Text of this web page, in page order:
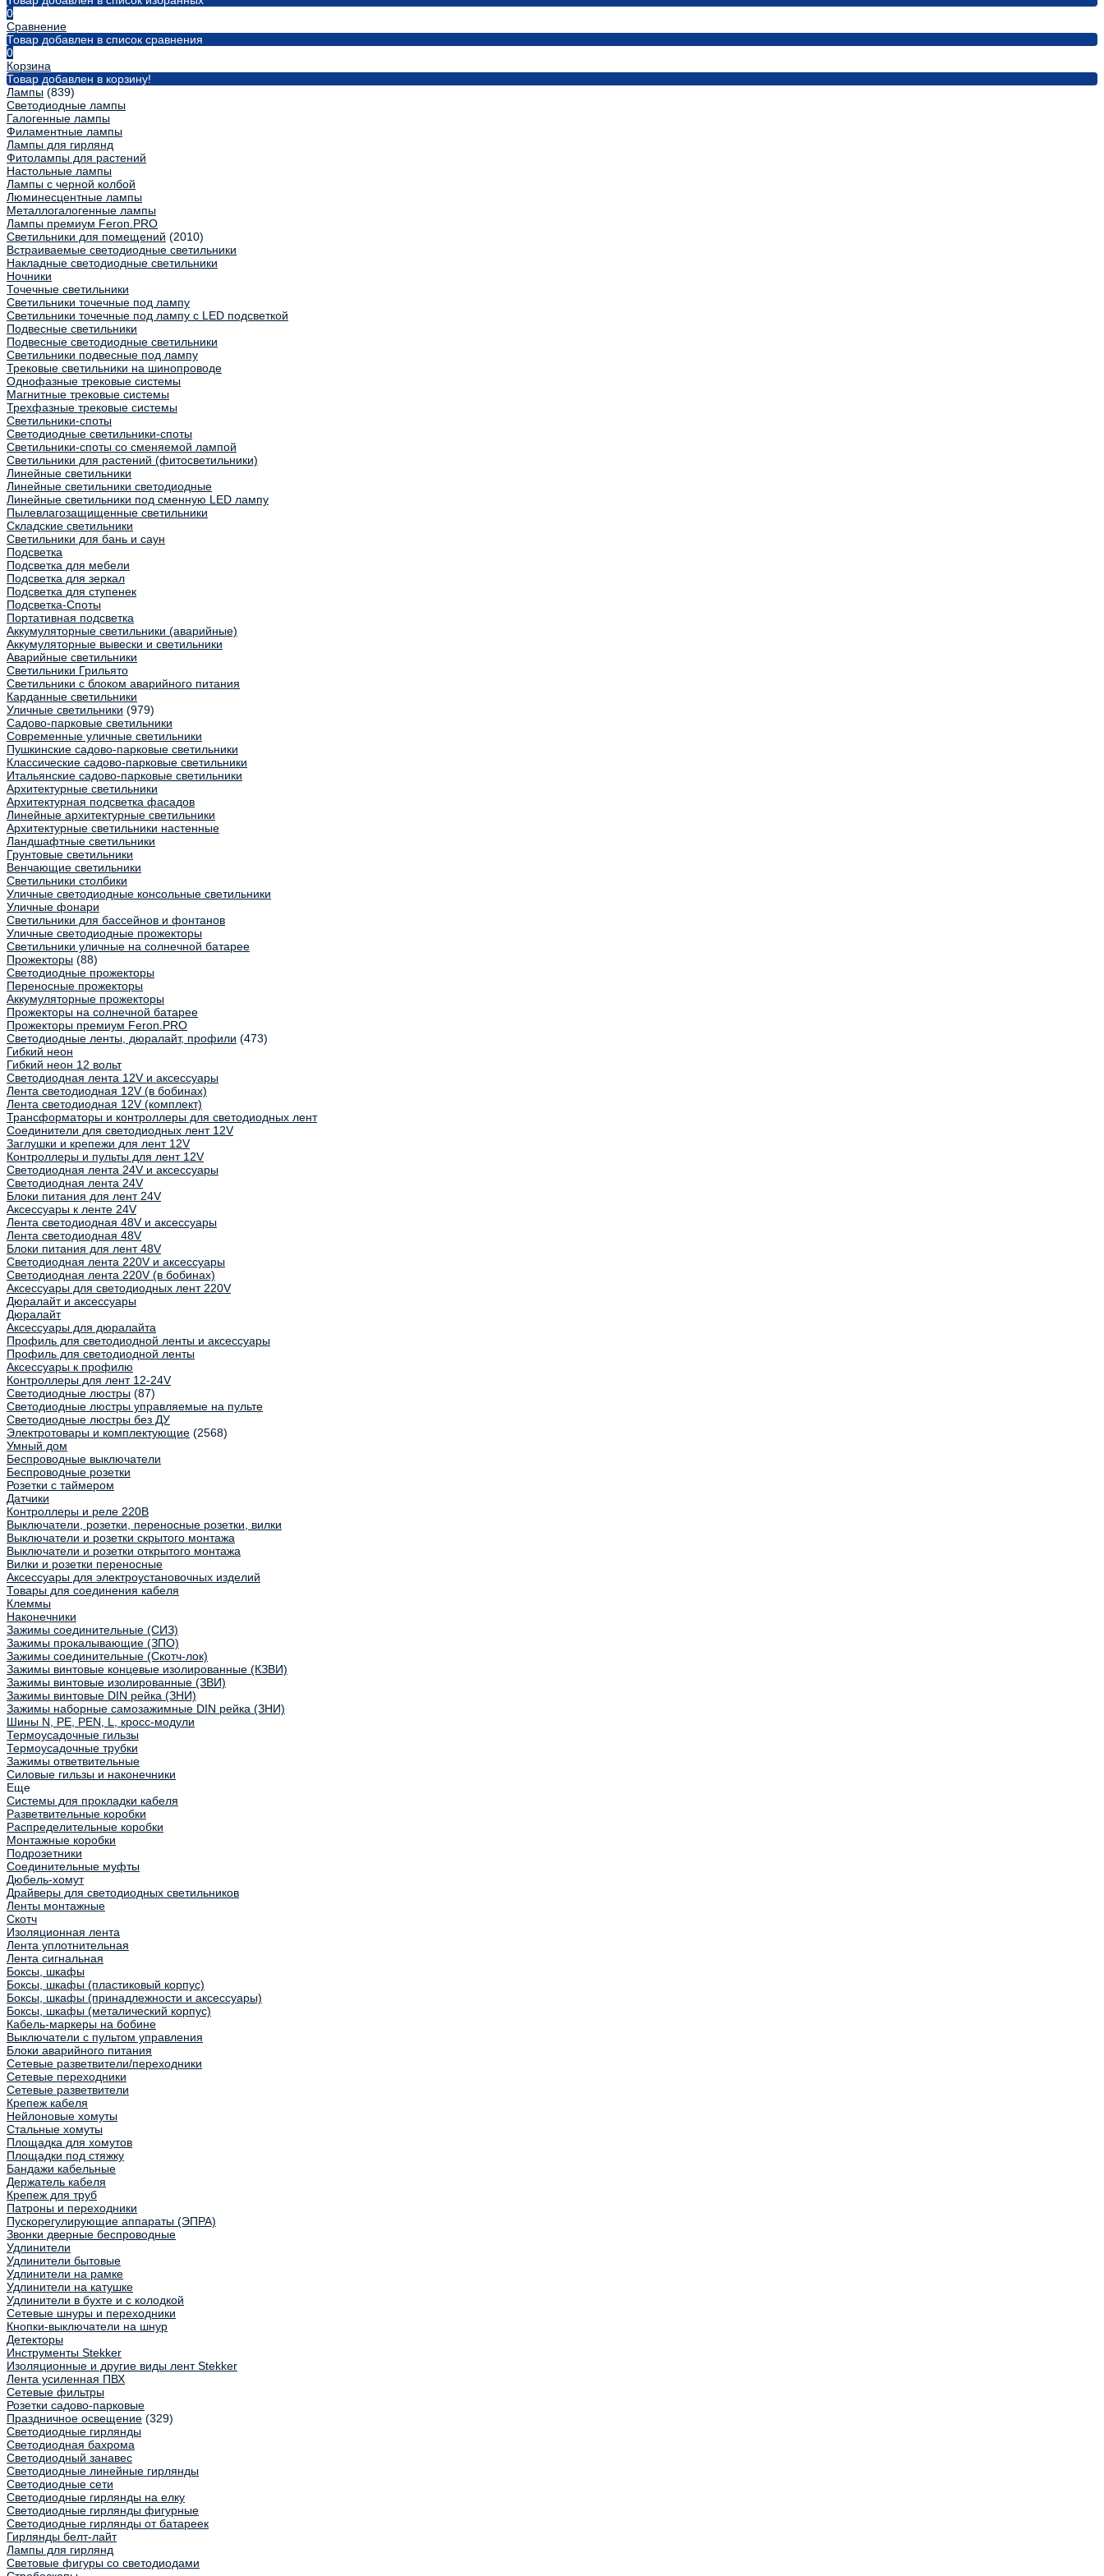
0
Сравнение
Товар добавлен в список сравнения
0
Корзина
Товар добавлен в корзину!
Лампы (839)
Светодиодные лампы
Галогенные лампы
Филаментные лампы
Лампы для гирлянд
Фитолампы для растений
Настольные лампы
Лампы с черной колбой
Люминесцентные лампы
Металлогалогенные лампы
Лампы премиум Feron.PRO
Светильники для помещений (2010)
Встраиваемые светодиодные светильники
Накладные светодиодные светильники
Ночники
Точечные светильники
Светильники точечные под лампу
Светильники точечные под лампу с LED подсветкой
Подвесные светильники
Подвесные светодиодные светильники
Светильники подвесные под лампу
Трековые светильники на шинопроводе
Однофазные трековые системы
Магнитные трековые системы
Трехфазные трековые системы
Светильники-споты
Светодиодные светильники-споты
Светильники-споты со сменяемой лампой
Светильники для растений (фитосветильники)
Линейные светильники
Линейные светильники светодиодные
Линейные светильники под сменную LED лампу
Пылевлагозащищенные светильники
Складские светильники
Светильники для бань и саун
Подсветка
Подсветка для мебели
Подсветка для зеркал
Подсветка для ступенек
Подсветка-Споты
Портативная подсветка
Аккумуляторные светильники (аварийные)
Аккумуляторные вывески и светильники
Аварийные светильники
Светильники Грильято
Светильники с блоком аварийного питания
Карданные светильники
Уличные светильники (979)
Садово-парковые светильники
Современные уличные светильники
Пушкинские садово-парковые светильники
Классические садово-парковые светильники
Итальянские садово-парковые светильники
Архитектурные светильники
Архитектурная подсветка фасадов
Линейные архитектурные светильники
Архитектурные светильники настенные
Ландшафтные светильники
Грунтовые светильники
Венчающие светильники
Светильники столбики
Уличные светодиодные консольные светильники
Уличные фонари
Светильники для бассейнов и фонтанов
Уличные светодиодные прожекторы
Светильники уличные на солнечной батарее
Прожекторы (88)
Светодиодные прожекторы
Переносные прожекторы
Аккумуляторные прожекторы
Прожекторы на солнечной батарее
Прожекторы премиум Feron.PRO
Светодиодные ленты, дюралайт, профили (473)
Гибкий неон
Гибкий неон 12 вольт
Светодиодная лента 12V и аксессуары
Лента светодиодная 12V (в бобинах)
Лента светодиодная 12V (комплект)
Трансформаторы и контроллеры для светодиодных лент
Соединители для светодиодных лент 12V
Заглушки и крепежи для лент 12V
Контроллеры и пульты для лент 12V
Светодиодная лента 24V и аксессуары
Светодиодная лента 24V
Блоки питания для лент 24V
Аксессуары к ленте 24V
Лента светодиодная 48V и аксессуары
Лента светодиодная 48V
Блоки питания для лент 48V
Светодиодная лента 220V и аксессуары
Светодиодная лента 220V (в бобинах)
Аксессуары для светодиодных лент 220V
Дюралайт и аксессуары
Дюралайт
Аксессуары для дюралайта
Профиль для светодиодной ленты и аксессуары
Профиль для светодиодной ленты
Аксессуары к профилю
Контроллеры для лент 12-24V
Светодиодные люстры (87)
Светодиодные люстры управляемые на пульте
Светодиодные люстры без ДУ
Электротовары и комплектующие (2568)
Умный дом
Беспроводные выключатели
Беспроводные розетки
Розетки с таймером
Датчики
Контроллеры и реле 220В
Выключатели, розетки, переносные розетки, вилки
Выключатели и розетки скрытого монтажа
Выключатели и розетки открытого монтажа
Вилки и розетки переносные
Аксессуары для электроустановочных изделий
Товары для соединения кабеля
Клеммы
Наконечники
Зажимы соединительные (СИЗ)
Зажимы прокалывающие (ЗПО)
Зажимы соединительные (Скотч-лок)
Зажимы винтовые концевые изолированные (КЗВИ)
Зажимы винтовые изолированные (ЗВИ)
Зажимы винтовые DIN рейка (ЗНИ)
Зажимы наборные самозажимные DIN рейка (ЗНИ)
Шины N, PE, PEN, L, кросс-модули
Термоусадочные гильзы
Термоусадочные трубки
Зажимы ответвительные
Силовые гильзы и наконечники
Еще
Системы для прокладки кабеля
Разветвительные коробки
Распределительные коробки
Монтажные коробки
Подрозетники
Соединительные муфты
Дюбель-хомут
Драйверы для светодиодных светильников
Ленты монтажные
Скотч
Изоляционная лента
Лента уплотнительная
Лента сигнальная
Боксы, шкафы
Боксы, шкафы (пластиковый корпус)
Боксы, шкафы (принадлежности и аксессуары)
Боксы, шкафы (металический корпус)
Кабель-маркеры на бобине
Выключатели с пультом управления
Блоки аварийного питания
Сетевые разветвители/переходники
Сетевые переходники
Сетевые разветвители
Крепеж кабеля
Нейлоновые хомуты
Стальные хомуты
Площадка для хомутов
Площадки под стяжку
Бандажи кабельные
Держатель кабеля
Крепеж для труб
Патроны и переходники
Пускорегулирующие аппараты (ЭПРА)
Звонки дверные беспроводные
Удлинители
Удлинители бытовые
Удлинители на рамке
Удлинители на катушке
Удлинители в бухте и с колодкой
Сетевые шнуры и переходники
Кнопки-выключатели на шнур
Детекторы
Инструменты Stekker
Изоляционные и другие виды лент Stekker
Лента усиленная ПВХ
Сетевые фильтры
Розетки садово-парковые
Праздничное освещение (329)
Светодиодные гирлянды
Светодиодная бахрома
Светодиодный занавес
Светодиодные линейные гирлянды
Светодиодные сети
Светодиодные гирлянды на елку
Светодиодные гирлянды фигурные
Светодиодные гирлянды от батареек
Гирлянды белт-лайт
Лампы для гирлянд
Световые фигуры со светодиодами